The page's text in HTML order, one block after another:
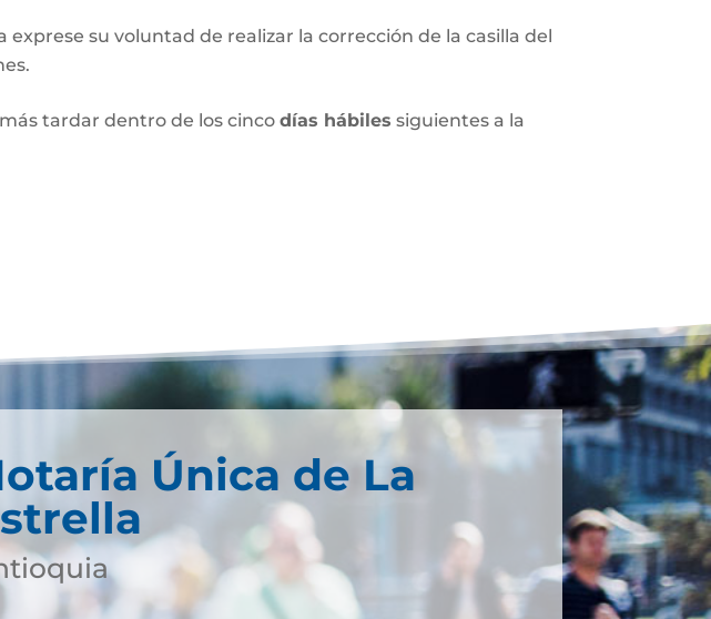
exprese su voluntad de realizar la corrección de la casilla del
tardar dentro de los cincodías hábiles siguientes a la
Única de La